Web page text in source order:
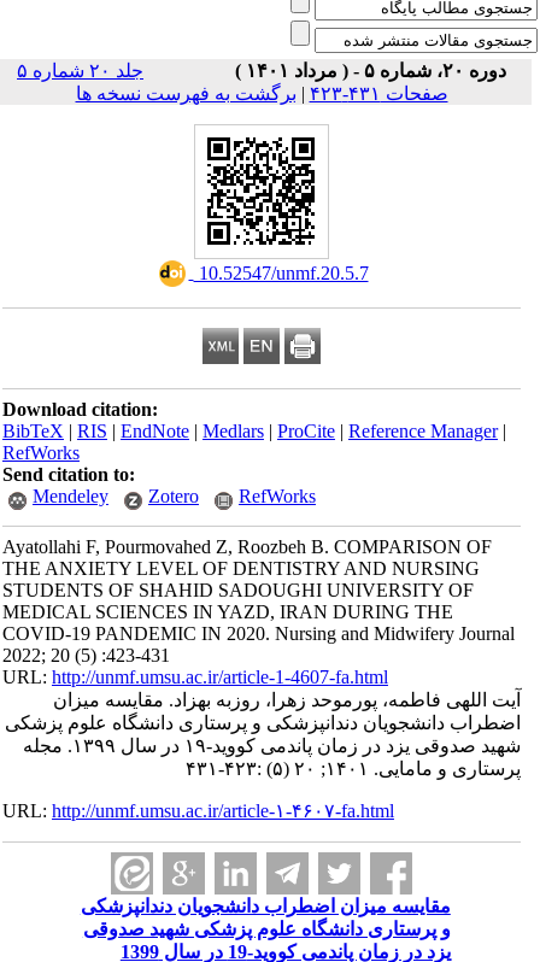
دوره ۲۰، شماره ۵ - ( مرداد ۱۴۰۱ )
جلد ۲۰ شماره ۵
صفحات ۴۳۱-۴۲۳
|برگشت به فهرست نسخه ها
‎ 10.52547/unmf.20.5.7
Download citation:
BibTeX|RIS|EndNote|Medlars|ProCite|Reference Manager
RefWorks
Send citation to:
Mendeley
Zotero RefWorks
Ayatollahi F, Pourmovahed Z, Roozbeh B. COMPARISON OF
THE ANXIETY LEVEL OF DENTISTRY AND NURSING
STUDENTS OF SHAHID SADOUGHI UNIVERSITY OF
MEDICAL SCIENCES IN YAZD, IRAN DURING THE
COVID-19 PANDEMIC IN 2020. Nursing and Midwifery Journal
2022; 20 (5) :423-431
URL:http://unmf.umsu.ac.ir/article-1-4607-fa.html
آیت اللهی فاطمه، پورموحد زهرا، روزبه بهزاد. مقایسه میزان
اضطراب دانشجویان دندانپزشکی و پرستاری دانشگاه علوم پزشکی
شهید صدوقی یزد در زمان پاندمی کووید-۱۹ در سال ۱۳۹۹. مجله
پرستاری و مامایی. ۱۴۰۱; ۲۰ (۵) :۴۲۳-۴۳۱
URL:http://unmf.umsu.ac.ir/article-۱-۴۶۰۷-fa.html
مقایسه میزان اضطراب دانشجویان دندانپزشکی
و پرستاری دانشگاه علوم پزشکی شهید صدوقی
یزد در زمان پاندمی کووید-19 در سال 1399